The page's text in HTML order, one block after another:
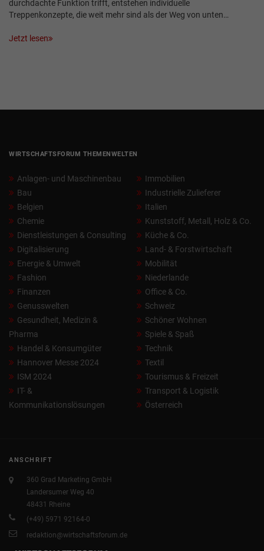
durchdachte Funktion trifft, entstehen individuelle
Treppenkonzepte, die weit mehr sind als der Weg von unten…
Jetzt lesen
WIRTSCHAFTSFORUM THEMENWELTEN
Anlagen- und Maschinenbau
Bau
Belgien
Chemie
Dienstleistungen & Consulting
Digitalisierung
Energie & Umwelt
Fashion
Finanzen
Genusswelten
Gesundheit, Medizin &
Pharma
Handel & Konsumgüter
Hannover Messe 2024
ISM 2024
IT- &
Kommunikationslösungen
Immobilien
Industrielle Zulieferer
Italien
Kunststoff, Metall, Holz & Co.
Küche & Co.
Land- & Forstwirtschaft
Mobilität
Niederlande
Office & Co.
Schweiz
Schöner Wohnen
Spiele & Spaß
Technik
Textil
Tourismus & Freizeit
Transport & Logistik
Österreich
ANSCHRIFT
360 Grad Marketing GmbH
Landersumer Weg 40
48431 Rheine
(+49) 5971 92164-0
redaktion@wirtschaftsforum.de